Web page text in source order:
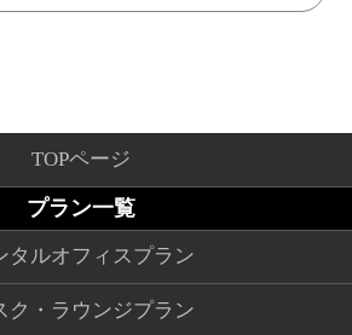
TOPページ
プラン一覧
タルオフィスプラン
ク・ラウンジプラン